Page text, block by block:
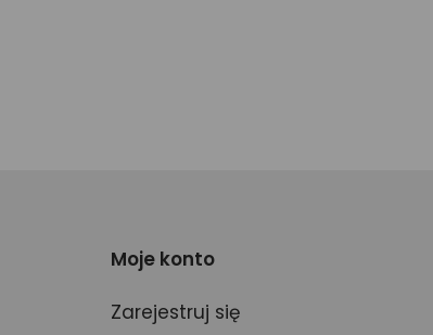
Moje konto
Zarejestruj się